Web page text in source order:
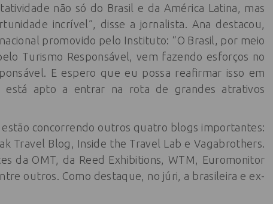
não só do Brasil e da América Latina, mas
incrível”, disse a jornalista. Ana destacou,
promovido pelo Instituto: “O Brasil, por meio
Turismo Responsável, vem fazendo esforços no
E espero que eu possa reafirmar isso em
está apto a entrar na rota de grandes atrativos
concorrendo outros quatro blogs importantes:
Travel Blog, Inside the Travel Lab e Vagabrothers.
da OMT, da Reed Exhibitions, WTM, Euromonitor
outros. Como destaque, no júri, a brasileira e ex-